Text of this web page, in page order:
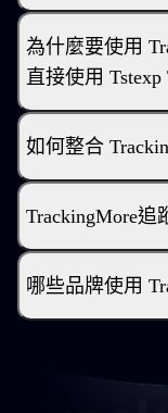
為什麼要使用
直接使用 Tstexp
如何整合
TrackingMore追
哪些品牌使用